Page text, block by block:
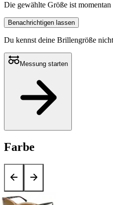
Die gewählte Größe ist
Benachrichtigen lassen
Du kennst deine Brillengröße
Messung starten
Farbe